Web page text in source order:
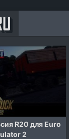
просторы v7.1 для
Simulator 2